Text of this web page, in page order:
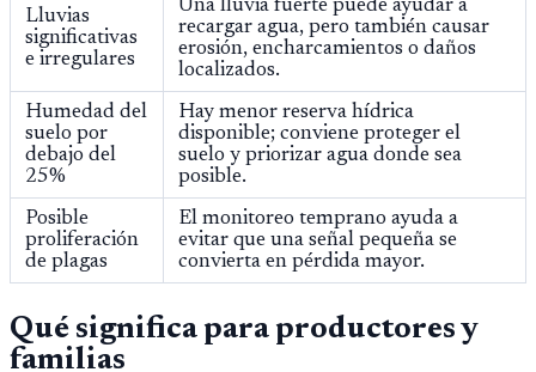
Lluvias
significativas
e irregulares
Una lluvia fuerte puede ayudar a
recargar agua, pero también causar
erosión, encharcamientos o daños
localizados.
Humedad del
suelo por
debajo del
25%
Hay menor reserva hídrica
disponible; conviene proteger el
suelo y priorizar agua donde sea
posible.
Posible
proliferación
de plagas
El monitoreo temprano ayuda a
evitar que una señal pequeña se
convierta en pérdida mayor.
Qué significa para productores y
familias